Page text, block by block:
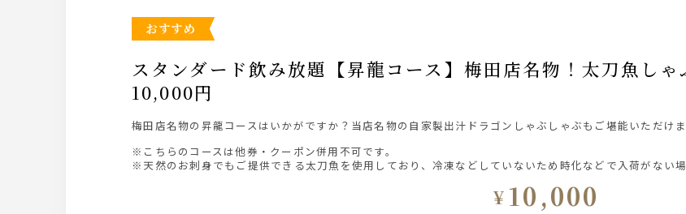
おすすめ
スタンダード飲み放題【昇龍コース】梅田店名物！太刀魚しゃぶしゃぶをご堪能 全8品
10,000円
梅田店名物の昇龍コースはいかがですか？当店名物の自家製出汁ドラゴンしゃぶしゃぶもご堪能いただけま
※こちらのコースは他券・クーポン併用不可です。
※天然のお刺身でもご提供できる太刀魚を使用しており、冷凍などしていないため時化などで入荷がない場
¥ 10,000